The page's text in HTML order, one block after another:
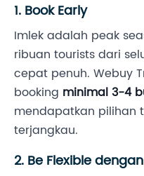
1. Book Early
Imlek adalah peak
ribuan tourists dari
cepat penuh. Webuy
booking minimal 3-4
mendapatkan pilihan
terjangkau.
2. Be Flexible